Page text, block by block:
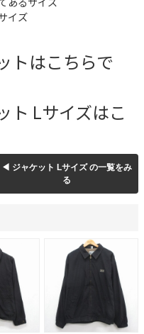
ら探す
映画
Tシャツ
る
イズ
トはこちらで
ト Lサイズはこ
◀ ジャケット Lサイズ の一覧をみ
る